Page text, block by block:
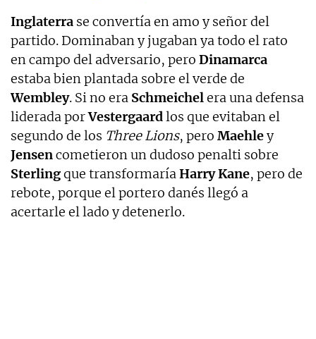
Inglaterra se convertía en amo y señor del
partido. Dominaban y jugaban ya todo el rato
en campo del adversario, pero Dinamarca
estaba bien plantada sobre el verde de
Wembley. Si no era Schmeichelera una defensa
liderada porVestergaardlos que evitaban el
segundo de los Three Lions, pero Maehley
Jensencometieron un dudoso penalti sobre
Sterlingque transformaríaHarry Kane, pero de
rebote, porque el portero danés llegó a
acertarle el lado y detenerlo.